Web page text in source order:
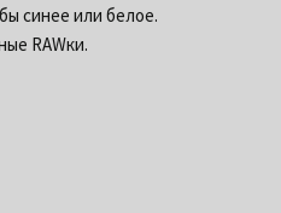
синее или белое.
RAWки.